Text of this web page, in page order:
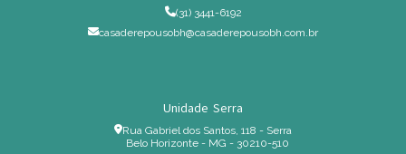
(31) 3441-6192
casaderepousobh@casaderepousobh.com.br
Unidade Serra
Rua Gabriel dos Santos, 118 - Serra
Belo Horizonte - MG - 30210-510